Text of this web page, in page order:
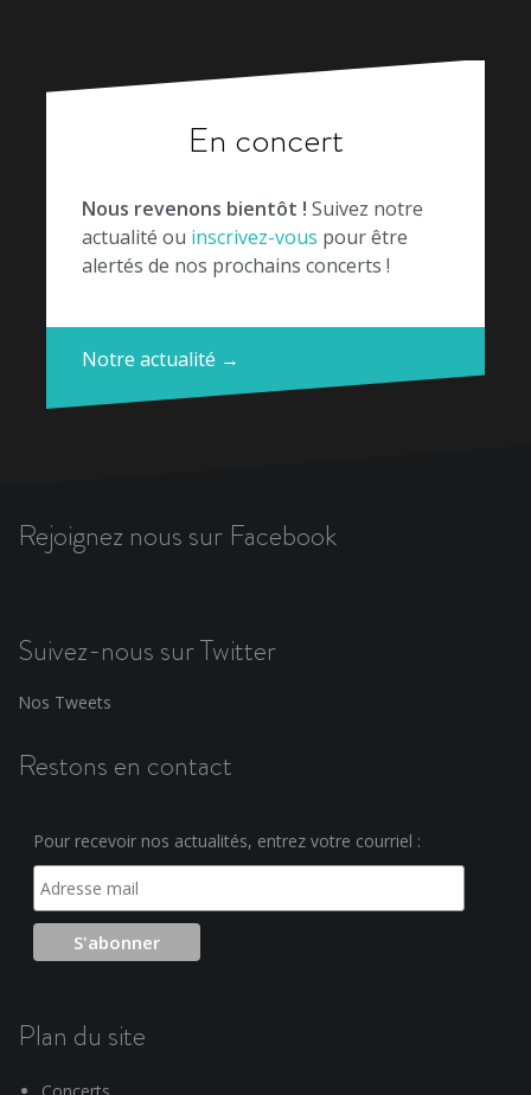
En concert
Nous revenons bientôt ! Suivez notre
actualité ou inscrivez-vous pour être
alertés de nos prochains concerts !
Notre actualité →
Rejoignez nous sur Facebook
Suivez-nous sur Twitter
Nos Tweets
Restons en contact
Pour recevoir nos actualités, entrez votre courriel :
Plan du site